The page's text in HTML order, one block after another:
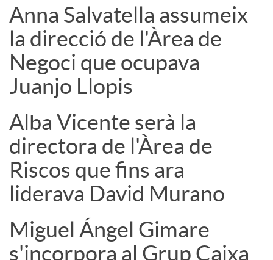
o
n
t
i
n
g
u
Anna Salvatella assumeix
la direcció de l'Àrea de
Negoci que ocupava
Juanjo Llopis
Alba Vicente serà la
directora de l'Àrea de
Riscos que fins ara
liderava David Murano
Miguel Ángel Gimare
s'incorpora al Grup Caixa